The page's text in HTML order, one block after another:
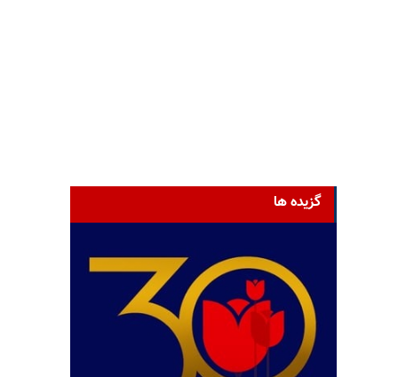
گزیده ها